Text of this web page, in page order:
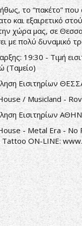
το “πακέτο” που
και εξαιρετικό
χώρα μας, σε
με πολύ δυναμικό
19:30 - Τιμή
(Ταμείο)
Εισιτηρίων
/ Musicland -
Εισιτηρίων
- Metal Era - No
Tattoo ON-LINE: